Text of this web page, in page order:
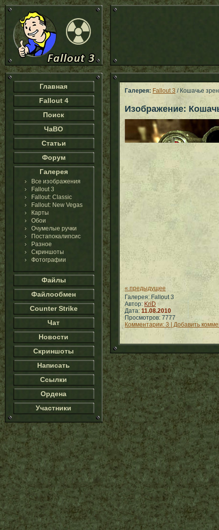
Главная
Fallout 4
Поиск
ЧаВО
Статьи
Форум
Галерея
Все изображения
Fallout 3
Fallout: Classic
Fallout: New Vegas
Карты
Обои
Очумелые ручки
Постапокалипсис
Разное
Скриншоты
Фотографии
Файлы
Файлообмен
Counter Strike
Чат
Новости
Скриншоты
Написать
Ссылки
Ордена
Участники
Галерея: Fallout 3 / Кошачье
Изображение:
« предыдущее
Галерея: Fallout 3
Автор: KriD
Дата: 11.08.2010
Просмотров: 7777
Комментарии: 3 | Добавить